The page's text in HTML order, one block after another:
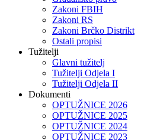
Zakoni FBIH
Zakoni RS
Zakoni Brčko Distrikt
Ostali propisi
Tužitelji
Glavni tužitelj
Tužitelji Odjela I
Tužitelji Odjela II
Dokumenti
OPTUŽNICE 2026
OPTUŽNICE 2025
OPTUŽNICE 2024
OPTUŽNICE 2023